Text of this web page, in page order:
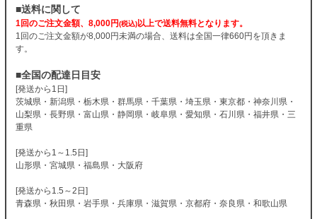
■送料に関して
1回のご注文金額、8,000円(税込)以上で送料無料となります。
1回のご注文金額が8,000円未満の場合、送料は全国一律660円を頂きま
す。
■全国の配達日目安
[発送から1日]
茨城県・新潟県・栃木県・群馬県・千葉県・埼玉県・東京都・神奈川県・
山梨県・長野県・富山県・静岡県・岐阜県・愛知県・石川県・福井県・三
重県
[発送から1～1.5日]
山形県・宮城県・福島県・大阪府
[発送から1.5～2日]
青森県・秋田県・岩手県・兵庫県・滋賀県・京都府・奈良県・和歌山県